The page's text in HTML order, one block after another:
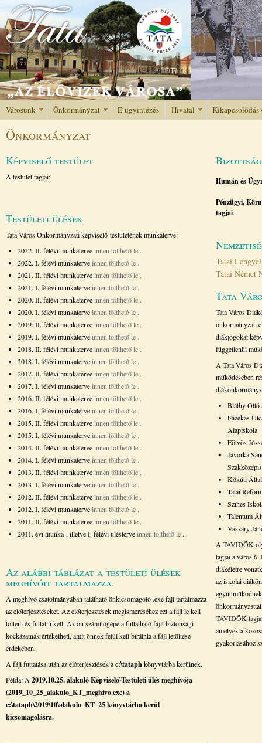
Jump to navigation
Városunk Önkormányzat E-ügyintézés Hivatal Kikapcsolódás
Önkormányzat
Képviselő testület
A testület tagjai:
Testületi ülések
Tata Város Önkormányzati képviselő-testületének munkaterve:
2022. II. félévi munkaterveinnen tölthető le .
2022. I. félévi munkaterveinnen tölthető le .
2021. II. félévi munkaterveinnen tölthető le .
2021. I. félévi munkaterveinnen tölthető le .
2020. II. félévi munkaterveinnen tölthető le .
2020. I. félévi munkaterveinnen tölthető le .
2019. II. félévi munkaterveinnen tölthető le .
2019. I. félévi munkaterveinnen tölthető le .
2018. II. félévi munkaterveinnen tölthető le .
2018. I. félévi munkaterveinnen tölthető le .
2017. II. félévi munkaterveinnen tölthető le .
2017. I. félévi munkaterveinnen tölthető le .
2016. II. félévi munkaterveinnen tölthető le .
2016. I. félévi munkaterveinnen tölthető le .
2015. II. félévi munkaterveinnen tölthető le .
2015. I. félévi munkaterveinnen tölthető le .
2014. II. félévi munkaterveinnen tölthető le .
2014. I. félévi munkaterveinnen tölthető le .
2013. II. félévi munkaterveinnen tölthető le .
2013. I. félévi munkaterveinnen tölthető le .
2012. II. félévi munkaterveinnen tölthető le .
2012. I. félévi munkaterveinnen tölthető le .
2011. II. félévi munkaterveinnen tölthető le .
2011. évi munka-, illetve I. félévi ülésterveinnen tölthető le .
Az alábbi táblázat a testületi ülések
meghívóit tartalmazza.
A meghívó csatolmányában található önkicsomagoló .exe fájl tartalmazza
az előterjesztéseket. Az előterjesztések megismeréséhez ezt a fájl le kell
tölteni és futtatni kell. Az ön számítógépe a futtatható fájlt biztonsági
kockázatnak értékelheti, amit önnek felül kell bírálnia a fájl letöltése
érdekében.
A fájl futtatása után az előterjesztések ac:\tataphkönyvtárba kerülnek.
Példa: A 2019.10.25. alakuló Képviselő-Testületi ülés meghívója
(2019_10_25_alakulo_KT_meghivo.exe) a
c:\tataph\2019\10\alakulo_KT_25 könyvtárba kerül
kicsomagolásra.
Humán és
Pénzügyi,
tagjai
Tatai
Tatai Német
Tata
Tata Város
önkormányzati
diákjogokat
függetlenül
A Tata Város
működésében
Bláthy Ottó
Fazekas
Alapiskola
Eötvös
Jávorka
Kőkúti
Tatai
Színes
Talentum
Vaszary
A TAVIDÖK
tagjai a város
diákéletre
az iskolai
TAVIDÖK
amelyek a
gyakorlásához